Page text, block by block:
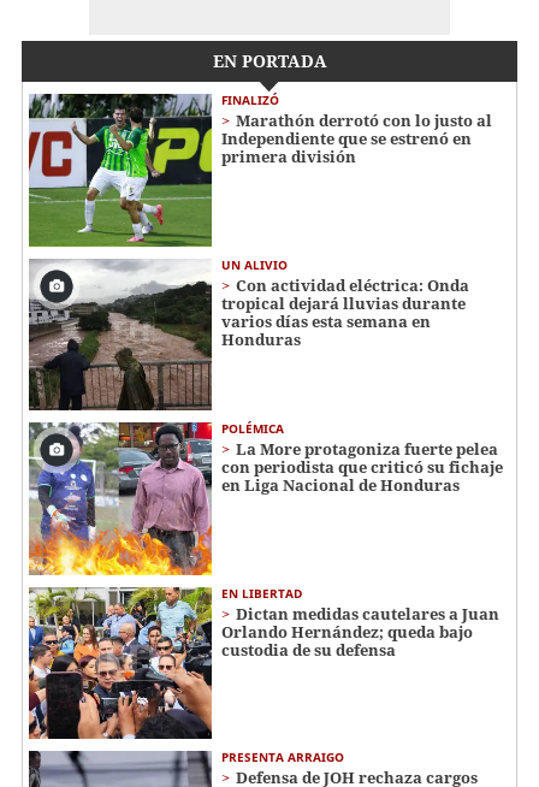
EN PORTADA
FINALIZÓ
Marathón derrotó con lo justo al
Independiente que se estrenó en
primera división
UN ALIVIO
Con actividad eléctrica: Onda
tropical dejará lluvias durante
varios días esta semana en
Honduras
POLÉMICA
La More protagoniza fuerte pelea
con periodista que criticó su fichaje
en Liga Nacional de Honduras
EN LIBERTAD
Dictan medidas cautelares a Juan
Orlando Hernández; queda bajo
custodia de su defensa
PRESENTA ARRAIGO
Defensa de JOH rechaza cargos